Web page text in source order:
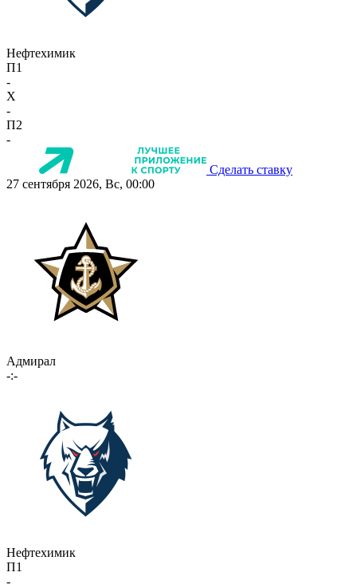
Нефтехимик
П1
-
X
-
П2
-
Сделать ставку
27 сентября 2026, Вс, 00:00
Адмирал
-:-
Нефтехимик
П1
-